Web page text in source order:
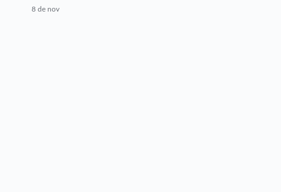
8 de nov